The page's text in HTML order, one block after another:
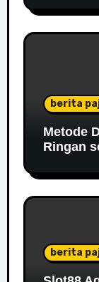
berita
Metode
Ringan
berita